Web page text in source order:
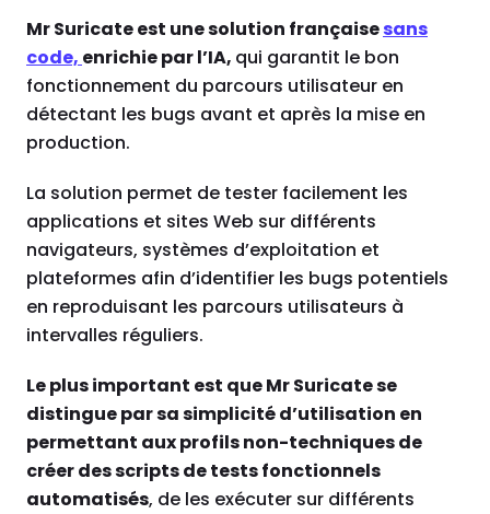
Mr Suricate est une solution françaisesans
code, enrichie par l’IA, qui garantit le bon
fonctionnement du parcours utilisateur en
détectant les bugs avant et après la mise en
production.
La solution permet de tester facilement les
applications et sites Web sur différents
navigateurs, systèmes d’exploitation et
plateformes afin d’identifier les bugs potentiels
en reproduisant les parcours utilisateurs à
intervalles réguliers.
Le plus important est que Mr Suricate se
distingue par sa simplicité d’utilisation en
permettant aux profils non-techniques de
créer des scripts de tests fonctionnels
automatisés, de les exécuter sur différents